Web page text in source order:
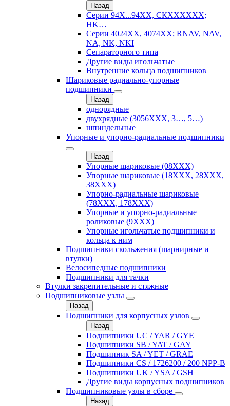
Назад
Серии 94Х...94ХХ, СКХХХХХХ;
HK…
Серии 4024ХХ, 4074ХХ; RNAV, NAV,
NA, NK, NKI
Сепараторного типа
Другие виды игольчатые
Внутренние кольца подшипников
Шариковые радиально-упорные
подшипники
Назад
однорядные
двухрядные (3056ХХХ, 3…, 5…)
шпиндельные
Упорные и упорно-радиальные подшипники
Назад
Упорные шариковые (08XXX)
Упорные шариковые (18XXX, 28XXХ,
38ХХХ)
Упорно-радиальные шариковые
(78XXX, 178ХХХ)
Упорные и упорно-радиальные
роликовые (9ХХХ)
Упорные игольчатые подшипники и
кольца к ним
Подшипники скольжения (шарнирные и
втулки)
Велосипедные подшипники
Подшипники для тачки
Втулки закрепительные и стяжные
Подшипниковые узлы
Назад
Подшипники для корпусных узлов
Назад
Подшипники UC / YAR / GYE
Подшипники SB / YAT / GAY
Подшипник SA / YET / GRAE
Подшипники CS / 1726200 / 200 NPP-B
Подшипники UK / YSA / GSH
Другие виды корпусных подшипников
Подшипниковые узлы в сборе
Назад